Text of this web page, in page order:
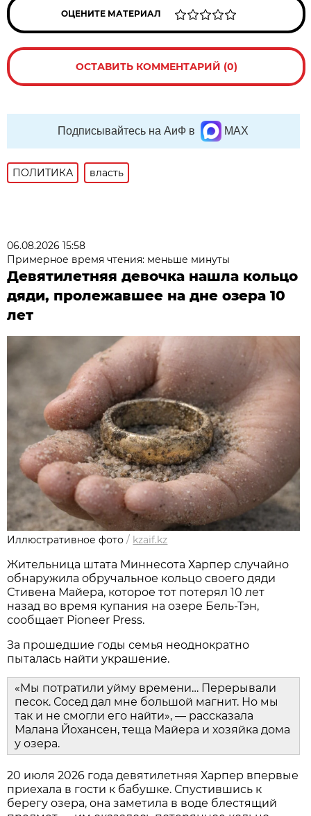
ОЦЕНИТЕ МАТЕРИАЛ
ОСТАВИТЬ КОММЕНТАРИЙ (0)
Подписывайтесь на АиФ в MAX
ПОЛИТИКА власть
06.08.2026 15:58
Примерное время чтения: меньше минуты
Девятилетняя девочка нашла кольцо
дяди, пролежавшее на дне озера 10
лет
Иллюстративное фото / kzaif.kz
Жительница штата Миннесота Харпер случайно
обнаружила обручальное кольцо своего дяди
Стивена Майера, которое тот потерял 10 лет
назад во время купания на озере Бель-Тэн,
сообщает Pioneer Press.
За прошедшие годы семья неоднократно
пыталась найти украшение.
«Мы потратили уйму времени… Перерывали
песок. Сосед дал мне большой магнит. Но мы
так и не смогли его найти», — рассказала
Малана Йохансен, теща Майера и хозяйка дома
у озера.
20 июля 2026 года девятилетняя Харпер впервые
приехала в гости к бабушке. Спустившись к
берегу озера, она заметила в воде блестящий